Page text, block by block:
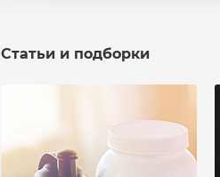
Статьи и подборки